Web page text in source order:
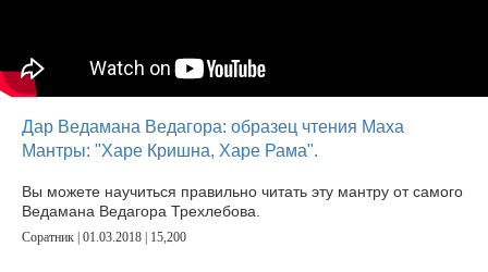
Дар Ведамана Ведагора: образец чтения Маха
Мантры: "Харе Кришна, Харе Рама".
Вы можете научиться правильно читать эту мантру от самого
Ведамана Ведагора Трехлебова.
Соратник | 01.03.2018 | 15,200